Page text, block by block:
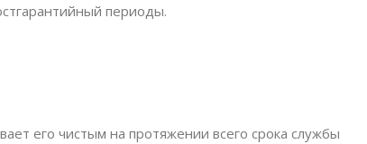
периоды.
его чистым на протяжении всего срока службы